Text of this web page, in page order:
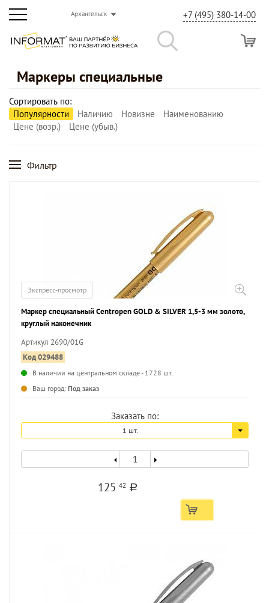
Архангельск +7 (495) 380-14-00
Маркеры специальные
Сортировать по:
Популярности
Наличию Новизне
Наименованию
Цене (возр.)
Цене (убыв.)
Фильтр
Экспресс-просмотр
Маркер специальный Centropen GOLD & SILVER 1,5-3 мм золото,
круглый наконечник
Артикул 2690/01G
Код 029488
В наличии на центральном складе - 1728 шт.
Ваш город: Под заказ
Заказать по:
1 шт.
12542 a